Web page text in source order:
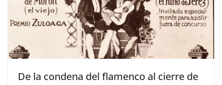
De la condena del flamenco al cierre de